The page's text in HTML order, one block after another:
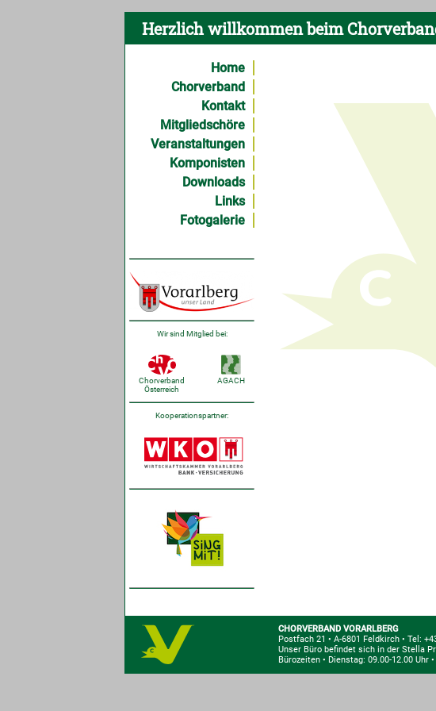
Herzlich willkommen beim
Home
Chorverband
Kontakt
Mitgliedschöre
Veranstaltungen
Komponisten
Downloads
Links
Fotogalerie
Wir sind Mitglied bei:
Chorverband
Österreich
AGACH
Kooperationspartner:
CHORVERBAND VORARLBERG
Postfach 21 • A-6801 Feldkirch • Tel:
Unser Büro befindet sich in der Stella
Bürozeiten • Dienstag: 09.00-12.00 Uhr